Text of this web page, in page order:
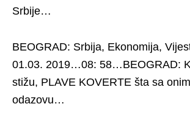
Srbije…
BEOGRAD: Srbija, Ekonomija,
01.03. 2019…08: 58…BEOGRAD:
stižu, PLAVE KOVERTE šta sa
odazovu…